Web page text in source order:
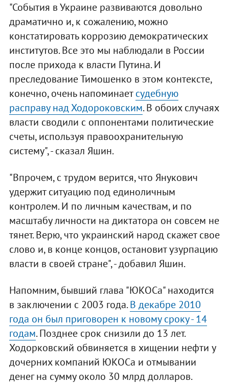
"События в Украине развиваются довольно
драматично и, к сожалению, можно
констатировать коррозию демократических
институтов. Все это мы наблюдали в России
после прихода к власти Путина. И
преследование Тимошенко в этом контексте,
конечно, очень напоминаетсудебную
расправу над Ходороковским. В обоих случаях
власти сводили с оппонентами политические
счеты, используя правоохранительную
систему", - сказал Яшин.
"Впрочем, с трудом верится, что Янукович
удержит ситуацию под единоличным
контролем. И по личным качествам, и по
масштабу личности на диктатора он совсем не
тянет. Верю, что украинский народ скажет свое
слово и, в конце концов, остановит узурпацию
власти в своей стране", - добавил Яшин.
Напомним, бывший глава "ЮКОСа" находится
в заключении с 2003 года.В декабре 2010
года он был приговорен к новому сроку - 14
годам. Позднее срок снизили до 13 лет.
Ходорковский обвиняется в хищении нефти у
дочерних компаний ЮКОСа и отмывании
денег на сумму около 30 млрд долларов.